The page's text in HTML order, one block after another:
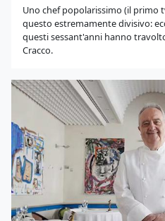
Uno chef popolarissimo (il primo
questo estremamente divisivo:
questi sessant'anni hanno
Cracco.